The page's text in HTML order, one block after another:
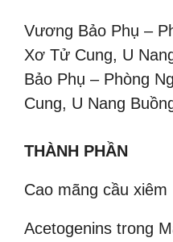
Vương Bảo Phụ –
Xơ Tử Cung, U
Bảo Phụ – Phòng
Cung, U Nang
THÀNH PHẦN
Cao mãng cầu xiêm
Acetogenins trong